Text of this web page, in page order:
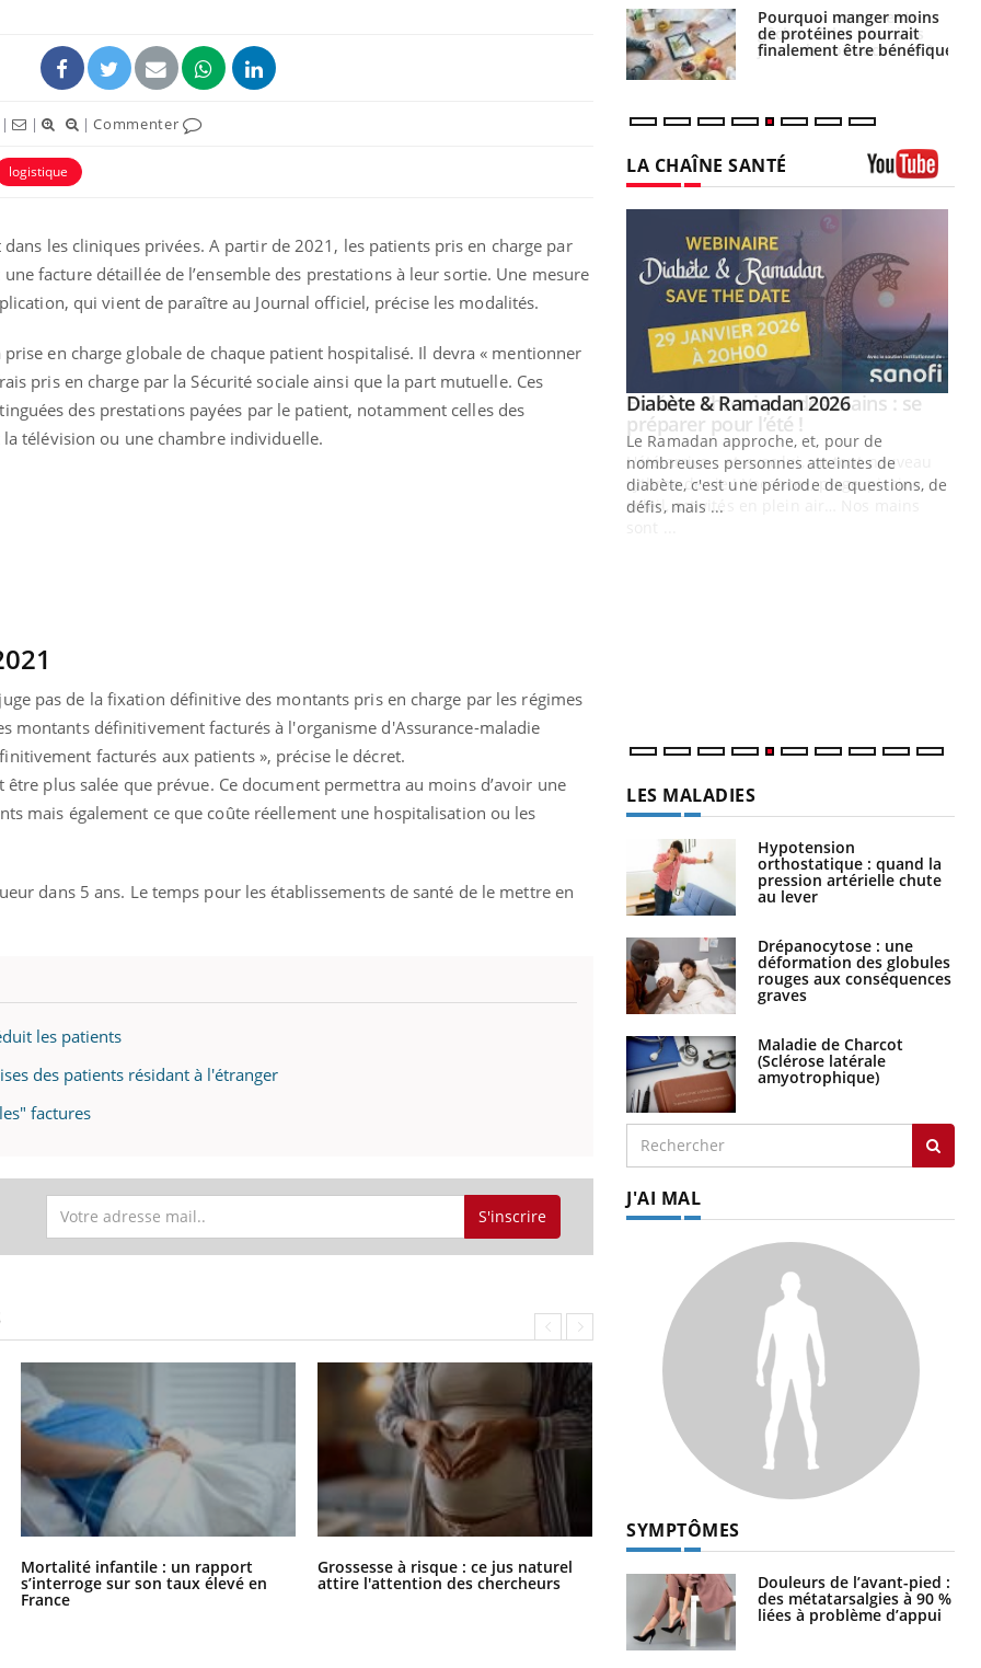
| | |Commenter
logistique
dans les cliniques privées. A partir de 2021, les patients pris en charge par
facture détaillée de l’ensemble des prestations à leur sortie. Une mesure
qui vient de paraître au Journal officiel, précise les modalités.
en charge globale de chaque patient hospitalisé. Il devra « mentionner
pris en charge par la Sécurité sociale ainsi que la part mutuelle. Ces
des prestations payées par le patient, notamment celles des
télévision ou une chambre individuelle.
pas de la fixation définitive des montants pris en charge par les régimes
montants définitivement facturés à l'organisme d'Assurance-maladie
facturés aux patients », précise le décret.
plus salée que prévue. Ce document permettra au moins d’avoir une
mais également ce que coûte réellement une hospitalisation ou les
dans 5 ans. Le temps pour les établissements de santé de le mettre en
les patients
des patients résidant à l'étranger
factures
S'inscrire
Mortalité infantile : un rapport
s’interroge sur son taux élevé en
France
Grossesse à risque : ce jus naturel
attire l'attention des chercheurs vacances ?
charge des femmes
enceintes
Pourquoi manger moins
de protéines pourrait
finalement être bénéfique
LA CHAÎNE SANTÉ
& Charge mentale : et si on
en parler??Youtube
Youtube
Eczéma Chronique des Mains : se
préparer pour l’été !Youtube
Youtube
Diabète & Ramadan 2026Youtube
Le Ramadan approche, et, pour de
nombreuses personnes atteintes de
diabète, c'est une période de questions, de
défis, mais ...
LES MALADIES
Hypotension
orthostatique : quand la
pression artérielle chute
au lever
Drépanocytose : une
déformation des globules
rouges aux conséquences
graves
Maladie de Charcot
(Sclérose latérale
amyotrophique)
J'AI MAL
SYMPTÔMES
Douleurs de l’avant-pied :
des métatarsalgies à 90 %
liées à problème d’appui